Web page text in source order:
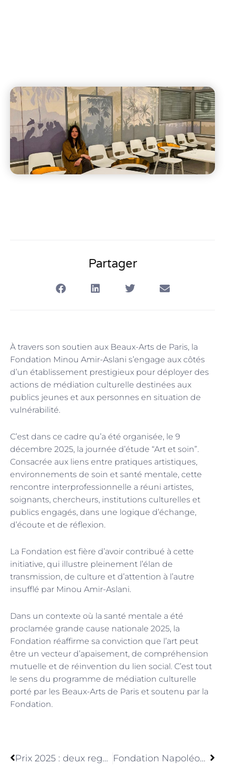
Partager
À travers son soutien aux Beaux-Arts de Paris, la
Fondation Minou Amir-Aslani s’engage aux côtés
d’un établissement prestigieux pour déployer des
actions de médiation culturelle destinées aux
publics jeunes et aux personnes en situation de
vulnérabilité.
C’est dans ce cadre qu’a été organisée, le 9
décembre 2025, la journée d’étude “Art et soin”.
Consacrée aux liens entre pratiques artistiques,
environnements de soin et santé mentale, cette
rencontre interprofessionnelle a réuni artistes,
soignants, chercheurs, institutions culturelles et
publics engagés, dans une logique d’échange,
d’écoute et de réflexion.
La Fondation est fière d’avoir contribué à cette
initiative, qui illustre pleinement l’élan de
transmission, de culture et d’attention à l’autre
insufflé par Minou Amir-Aslani.
Dans un contexte où la santé mentale a été
proclamée grande cause nationale 2025, la
Fondation réaffirme sa conviction que l’art peut
être un vecteur d’apaisement, de compréhension
mutuelle et de réinvention du lien social. C’est tout
le sens du programme de médiation culturelle
porté par les Beaux-Arts de Paris et soutenu par la
Fondation.
Prix 2025 : deux regards éclairants sur notre monde Fondation Napoléon, la Bourse « Minou Amir-Aslani » attribuée à Loïc Pingot